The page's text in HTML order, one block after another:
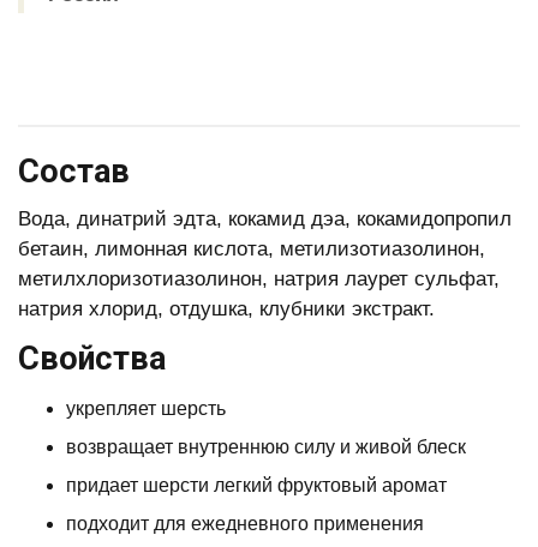
Состав
Вода, динатрий эдта, кокамид дэа, кокамидопропил
бетаин, лимонная кислота, метилизотиазолинон,
метилхлоризотиазолинон, натрия лаурет сульфат,
натрия хлорид, отдушка, клубники экстракт.
Свойства
укрепляет шерсть
возвращает внутреннюю силу и живой блеск
придает шерсти легкий фруктовый аромат
подходит для ежедневного применения